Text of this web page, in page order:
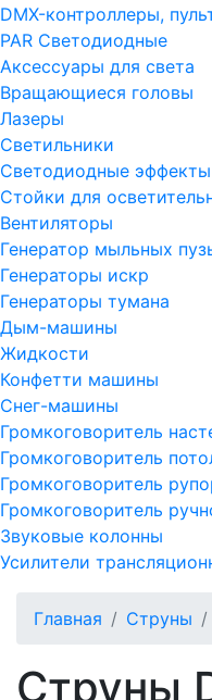
DMX-контроллеры,
PAR Светодиодные
Аксессуары для света
Вращающиеся головы
Лазеры
Светильники
Светодиодные эффекты
Стойки для
Вентиляторы
Генератор мыльных
Генераторы искр
Генераторы тумана
Дым-машины
Жидкости
Конфетти машины
Снег-машины
Громкоговоритель
Громкоговоритель
Громкоговоритель
Громкоговоритель
Звуковые колонны
Усилители
Главная Струны
Струны